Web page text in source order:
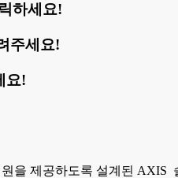
하세요!
주세요!
요!
을 제공하도록 설계된